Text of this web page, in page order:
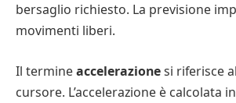
bersaglio richiesto. La previsione
movimenti liberi.
Il termineaccelerazionesi riferisce
cursore. L’accelerazione è calcolata